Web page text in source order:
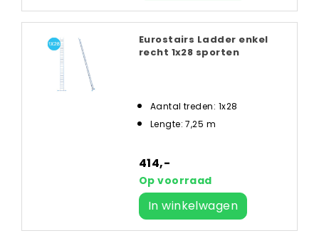
Eurostairs Ladder enkel
recht 1x28 sporten
Aantal treden: 1x28
Lengte: 7,25 m
414,-
Op voorraad
In winkelwagen